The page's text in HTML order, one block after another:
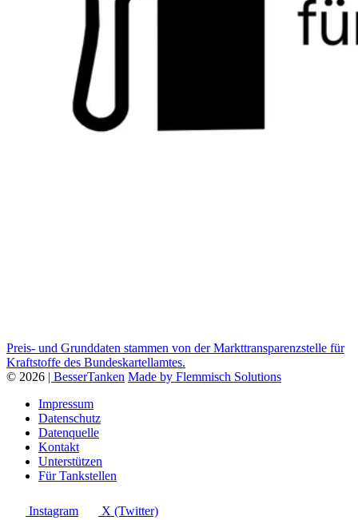
Preis- und Grunddaten stammen von der Markttransparenzstelle für
Kraftstoffe des Bundeskartellamtes.
© 2026 | BesserTanken Made by Flemmisch Solutions
Impressum
Datenschutz
Datenquelle
Kontakt
Unterstützen
Für Tankstellen
Instagram X (Twitter)